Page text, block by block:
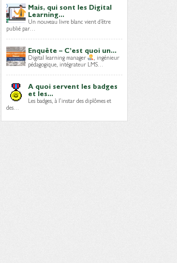
Mais, qui sont les Digital
Learning...
Un nouveau livre blanc vient d’être
publié par…
Enquête – C’est quoi un...
Digital learning manager , ingénieur
pédagogique, intégrateur LMS…
A quoi servent les badges
et les...
Les badges, à l’instar des diplômes et
des…